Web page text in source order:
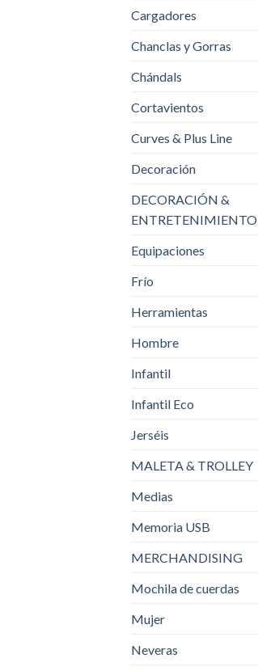
Cargadores
Chanclas y Gorras
Chándals
Cortavientos
Curves & Plus Line
Decoración
DECORACIÓN &
ENTRETENIMIENTO
Equipaciones
Frío
Herramientas
Hombre
Infantil
Infantil Eco
Jerséis
MALETA & TROLLEY
Medias
Memoria USB
MERCHANDISING
Mochila de cuerdas
Mujer
Neveras